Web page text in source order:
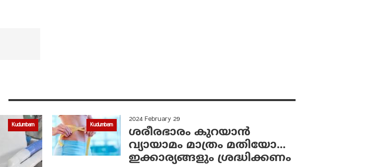
Kudumbam Kudumbam
2024 February 29
ശരീരഭാരം കുറയാന്‍
വ്യായാമം മാത്രം മതിയോ...
ഇക്കാര്യങ്ങളും ശ്രദ്ധിക്കണം